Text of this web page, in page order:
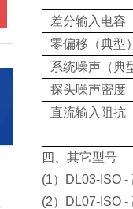
差分输入电容
零偏移（典型
系统噪声（典
探头噪声密度
直流输入阻抗
四、其它型号
(1）DL03-ISO
(2）DL07-ISO